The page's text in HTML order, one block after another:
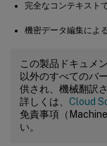
完全なコンテキスト
機密データ編集によ
この製品ドキュメ
以外のすべてのバ
供され、機械翻訳
詳しくは、 Cloud
免責事項（
い。